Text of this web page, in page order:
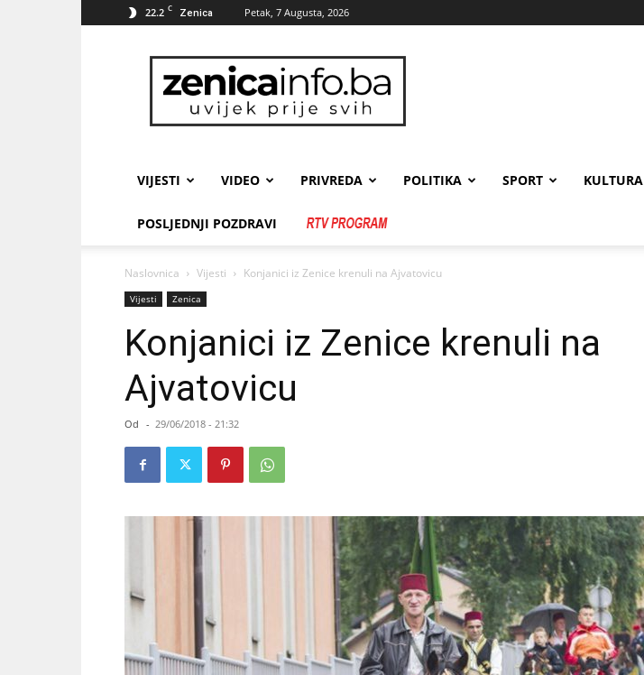
22.2 C Zenica Petak, 7 Augusta, 2026
zenicainfo.ba
VIJESTI VIDEO PRIVREDA POLITIKA SPORT KULTURA
POSLJEDNJI POZDRAVI
Naslovnica Vijesti Konjanici iz Zenice krenuli na Ajvatovicu
Vijesti Zenica
Konjanici iz Zenice krenuli na
Ajvatovicu
Od - 29/06/2018 - 21:32